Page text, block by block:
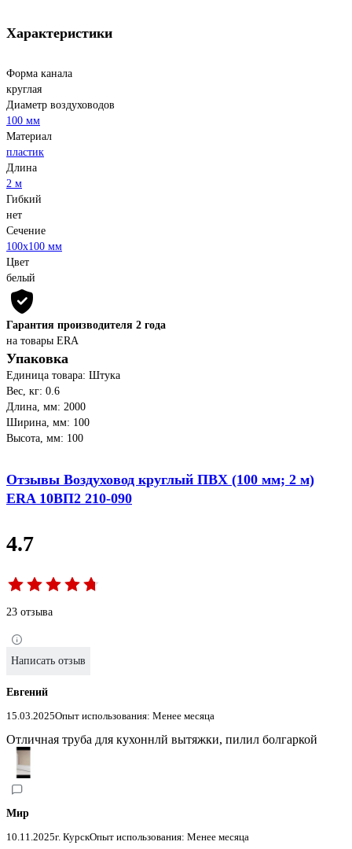
Характеристики
Форма канала
круглая
Диаметр воздуховодов
100 мм
Материал
пластик
Длина
2 м
Гибкий
нет
Сечение
100х100 мм
Цвет
белый
Гарантия производителя 2 года
на товары ERA
Упаковка
Единица товара: Штука
Вес, кг: 0.6
Длина, мм: 2000
Ширина, мм: 100
Высота, мм: 100
Отзывы Воздуховод круглый ПВХ (100 мм; 2 м)
ERA 10ВП2 210-090
4.7
23 отзыва
Написать отзыв
Евгений
15.03.2025Опыт использования: Менее месяца
Отличная труба для кухоннлй вытяжки, пилил болгаркой
Мир
10.11.2025г. КурскОпыт использования: Менее месяца